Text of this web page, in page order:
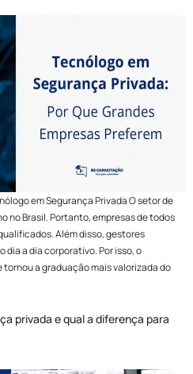
em Segurança Privada O setor de
no Brasil. Portanto, empresas de todos
Além disso, gestores
a dia corporativo. Por isso, o
tornou a graduação mais valorizada do
privada e qual a diferença para